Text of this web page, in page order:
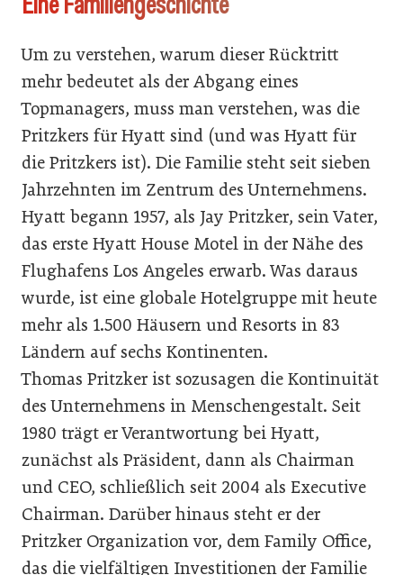
Um zu verstehen, warum dieser Rücktritt
mehr bedeutet als der Abgang eines
Topmanagers, muss man verstehen, was die
Pritzkers für Hyatt sind (und was Hyatt für
die Pritzkers ist). Die Familie steht seit sieben
Jahrzehnten im Zentrum des Unternehmens.
Hyatt begann 1957, als Jay Pritzker, sein Vater,
das erste Hyatt House Motel in der Nähe des
Flughafens Los Angeles erwarb. Was daraus
wurde, ist eine globale Hotelgruppe mit heute
mehr als 1.500 Häusern und Resorts in 83
Ländern auf sechs Kontinenten.
Thomas Pritzker ist sozusagen die Kontinuität
des Unternehmens in Menschengestalt. Seit
1980 trägt er Verantwortung bei Hyatt,
zunächst als Präsident, dann als Chairman
und CEO, schließlich seit 2004 als Executive
Chairman. Darüber hinaus steht er der
Pritzker Organization vor, dem Family Office,
das die vielfältigen Investitionen der Familie